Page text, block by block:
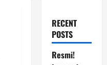
RECENT
POSTS
Resmi!